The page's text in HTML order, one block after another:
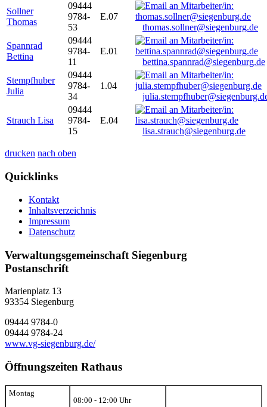
Sollner
Thomas
09444
9784-
53
E.07
thomas.sollner@siegenburg.de
Spannrad
Bettina
09444
9784-
11
E.01
bettina.spannrad@siegenburg.de
Stempfhuber
Julia
09444
9784-
34
1.04
Strauch Lisa
09444
9784-
15
E.04
lisa.strauch@siegenburg.de
drucken nach oben
Quicklinks
Kontakt
Inhaltsverzeichnis
Impressum
Datenschutz
Verwaltungsgemeinschaft Siegenburg
Postanschrift
Marienplatz 13
93354 Siegenburg
09444 9784-0
09444 9784-24
www.vg-siegenburg.de/
Öffnungszeiten Rathaus
Montag
08:00 - 12:00 Uhr